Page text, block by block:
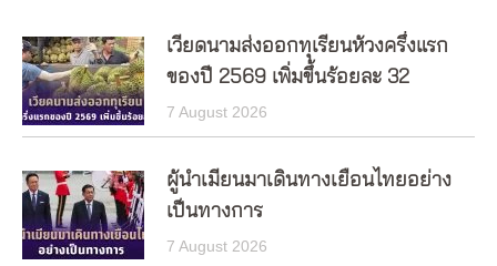
เวียดนามส่งออกทุเรียนห้วงครึ่งแรก
ของปี 2569 เพิ่มขึ้นร้อยละ 32
7 August 2026
ผู้นำเมียนมาเดินทางเยือนไทยอย่าง
เป็นทางการ
7 August 2026